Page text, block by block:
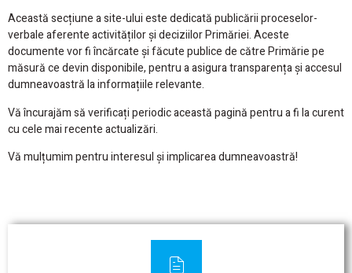
Această secțiune a site-ului este dedicată publicării proceselor-
verbale aferente activităților și deciziilor Primăriei. Aceste
documente vor fi încărcate și făcute publice de către Primărie pe
măsură ce devin disponibile, pentru a asigura transparența și accesul
dumneavoastră la informațiile relevante.
Vă încurajăm să verificați periodic această pagină pentru a fi la curent
cu cele mai recente actualizări.
Vă mulțumim pentru interesul și implicarea dumneavoastră!